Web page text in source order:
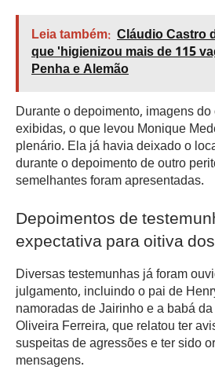
Leia também: Cláudio Castro
que 'higienizou mais de 115
Penha e Alemão
Durante o depoimento, imagens
exibidas, o que levou Monique
plenário. Ela já havia deixado o
durante o depoimento de outro
semelhantes foram apresentadas.
Depoimentos de
expectativa para oitiva
Diversas testemunhas já foram
julgamento, incluindo o pai de
namoradas de Jairinho e a babá
Oliveira Ferreira, que relatou ter
suspeitas de agressões e ter sido
mensagens.